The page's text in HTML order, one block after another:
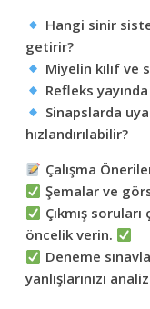
Hangi sinir
getirir?
Miyelin kılıf ve
Refleks
Sinapslarda
hızlandırılabilir?
Çalışma
Şemalar ve
Çıkmış
öncelik verin.
Deneme
yanlışlarınızı